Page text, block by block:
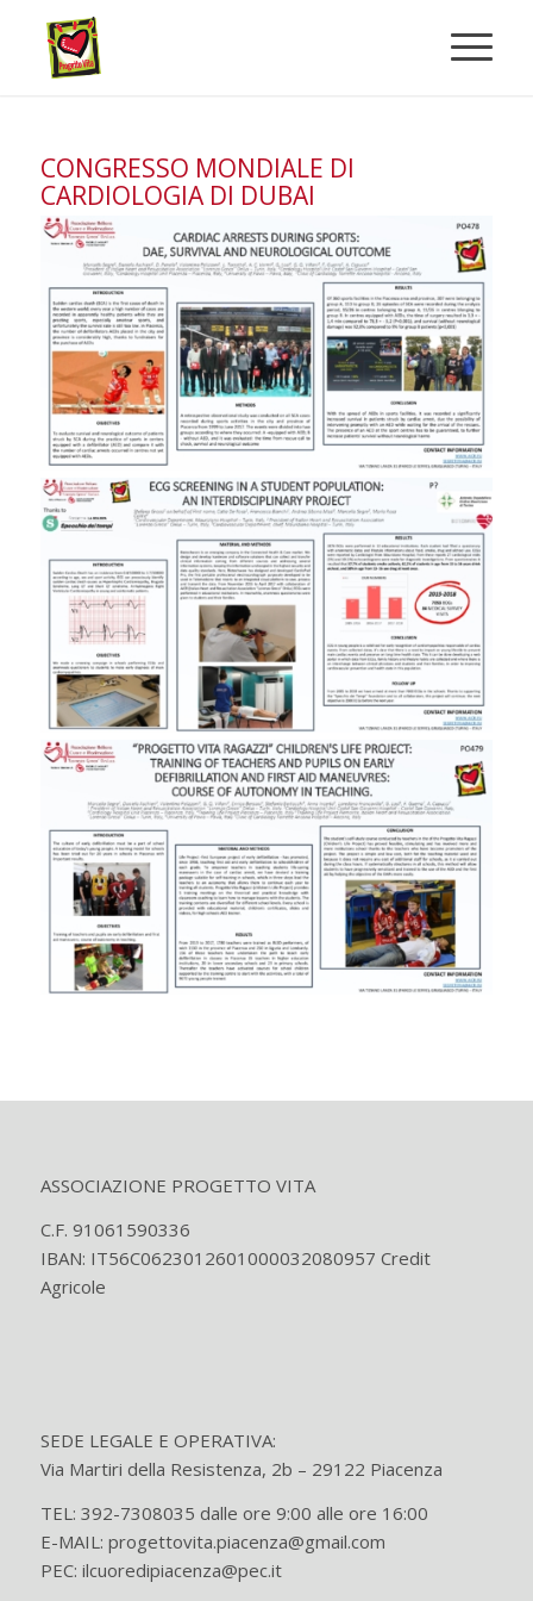
CONGRESSO MONDIALE DI
CARDIOLOGIA DI DUBAI
ASSOCIAZIONE PROGETTO VITA
C.F. 91061590336
IBAN: IT56C0623012601000032080957 Credit
Agricole
SEDE LEGALE E OPERATIVA:
Via Martiri della Resistenza, 2b – 29122 Piacenza
TEL: 392-7308035 dalle ore 9:00 alle ore 16:00
E-MAIL: progettovita.piacenza@gmail.com
PEC: ilcuoredipiacenza@pec.it